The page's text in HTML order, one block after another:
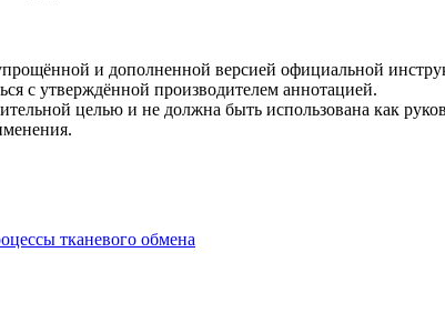
и дополненной версией официальной
с утверждённой производителем аннотацией.
целью и не должна быть использована как
тканевого обмена